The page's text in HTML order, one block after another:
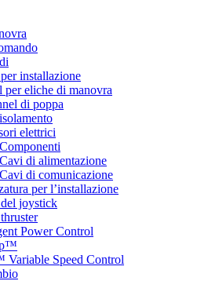
installazione
per eliche di manovra
di poppa
elettrici
Componenti
Cavi di alimentazione
Cavi di comunicazione
per l’installazione
joystick
Power Control
Variable Speed Control